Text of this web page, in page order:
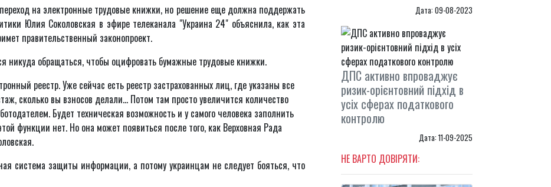
на электронные трудовые книжки, но решение еще должна поддержать
Юлия Соколовская в эфире телеканала "Украина 24" объяснила, как эта
правительственный законопроект.
никуда обращаться, чтобы оцифровать бумажные трудовые книжки.
реестр. Уже сейчас есть реестр застрахованных лиц, где указаны все
сколько вы взносов делали... Потом там просто увеличится количество
Будет техническая возможность и у самого человека заполнить
функции нет. Но она может появиться после того, как Верховная Рада
система защиты информации, а потому украинцам не следует бояться, что
Дата: 09-08-2023
ДПС активно впроваджує
ризик-орієнтовний підхід в
усіх сферах податкового
контролю
Дата: 11-09-2025
НЕ ВАРТО ДОВІРЯТИ: